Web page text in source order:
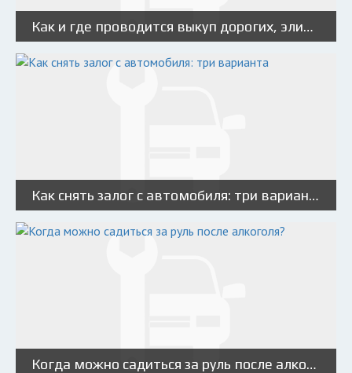
Как и где проводится выкуп дорогих, элитных и люксовых автомобилей?
Как снять залог с автомобиля: три варианта
Когда можно садиться за руль после алкоголя?